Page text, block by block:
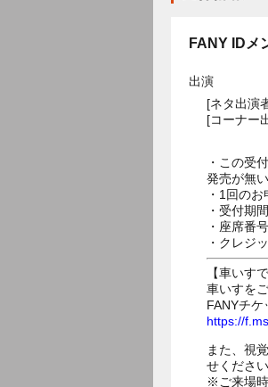
FANY IDメ
出演
[ネタ出演
[コーナー
・この受
発売が無
・1回の
・受付期
・座席番
・クレジ
【車いす
車いすを
FANYチケ
https://
また、視
せください
※ご来場